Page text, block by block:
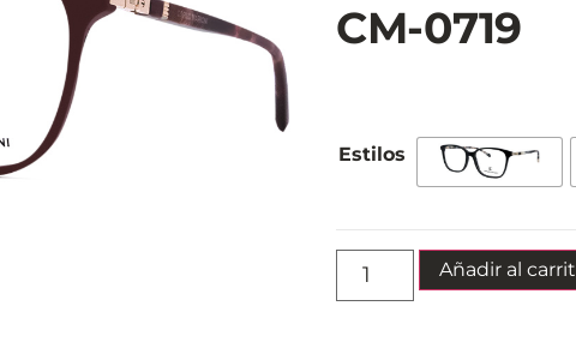
CM-0719
Añadir al